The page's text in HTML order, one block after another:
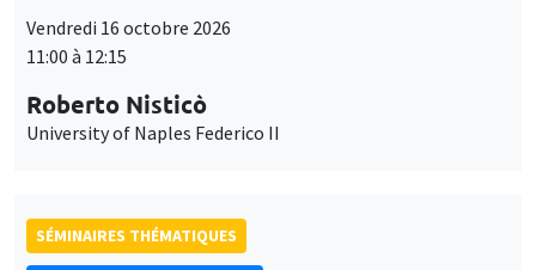
Vendredi 16 octobre 2026
11:00 à 12:15
Roberto Nisticò
University of Naples Federico II
SÉMINAIRES THÉMATIQUES